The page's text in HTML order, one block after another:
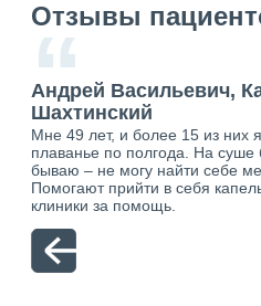
Отзывы
“
Андрей Васильевич,
Шахтинский
Мне 49 лет, и более 15 из них
плаванье по полгода. На суше
бываю – не могу найти себе
Помогают прийти в себя
клиники за помощь.